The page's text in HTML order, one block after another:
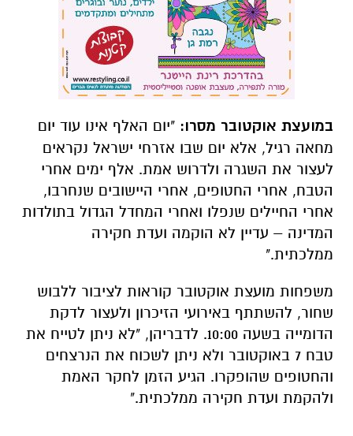
במועצת אוקטובר מסרו: "יום האלף אינו עוד יום
מחאה רגיל, אלא יום שבו אזרחי ישראל נקראים
לעצור את השגרה ולדרוש אמת. אלף ימים אחרי
הטבח, אחרי החטופים, אחרי היישובים שנחרבו,
אחרי החיילים שנפלו ואחרי המחדל הגדול בתולדות
המדינה – עדיין לא הוקמה ועדת חקירה
ממלכתית."
משפחות מועצת אוקטובר קוראות לציבור ללבוש
שחור, להשתתף באירועי הזיכרון ולעצור לדקת
הדומייה בשעה 10:00. לדבריהן, "לא ניתן לטייח את
טבח 7 באוקטובר ולא ניתן לשכוח את הנרצחים
והחטופים שהופקרו. הגיע הזמן לחקר האמת
ולהקמת ועדת חקירה ממלכתית."